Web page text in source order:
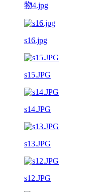
物4.jpg
s16.jpg
s15.JPG
s14.JPG
s13.JPG
s12.JPG